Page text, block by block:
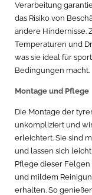
Verarbeitung
das Risiko von
andere Hindernisse.
Temperaturen und
was sie ideal für
Bedingungen macht.
Montage und Pflege
Die Montage der
unkompliziert und
erleichtert. Sie sind
und lassen sich
Pflege dieser Felgen
und mildem
erhalten. So